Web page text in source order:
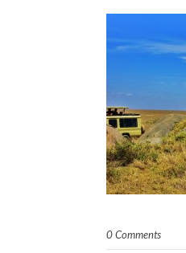
0 Comments